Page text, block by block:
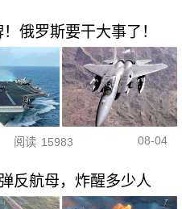
俄罗斯要干大事了！
阅读 15983 08-04
反航母，炸醒多少人